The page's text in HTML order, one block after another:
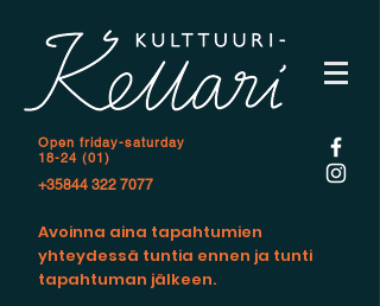
Open friday-saturday
18-24 (01)
+35844 322 7077
Avoinna aina tapahtumien
yhteydessä tuntia ennen ja tunti
tapahtuman jälkeen.